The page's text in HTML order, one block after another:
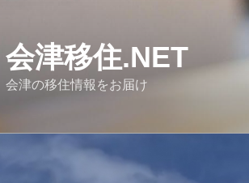
会津移住.NET
会津の移住情報をお届け